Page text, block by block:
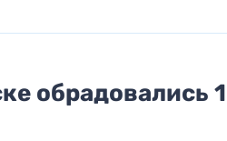
обрадовались